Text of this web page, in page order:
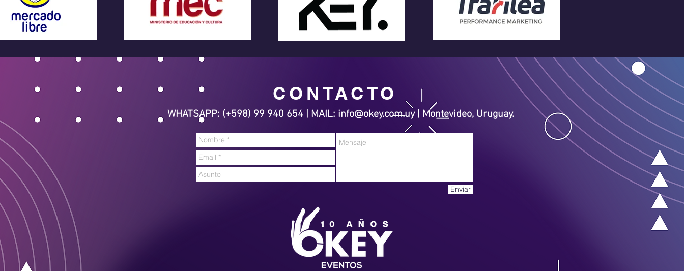
CONTACTO
WHATSAPP: (+598) 99 940 654 | MAIL: info@okey.com.uy| Montevideo, Uruguay.
Enviar